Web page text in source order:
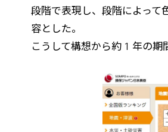
段階で表現し、段階によって
容とした。
こうして構想から約 1 年の